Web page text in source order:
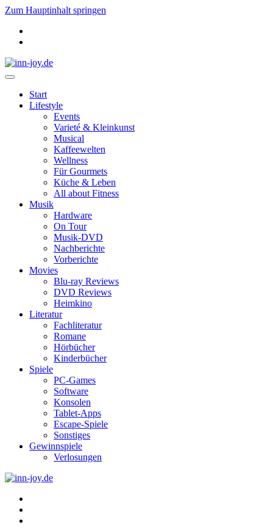
Zum Hauptinhalt springen
Start
Lifestyle
Events
Varieté & Kleinkunst
Musical
Kaffeewelten
Wellness
Für Gourmets
Küche & Leben
All about Fitness
Musik
Hardware
On Tour
Musik-DVD
Nachberichte
Vorberichte
Movies
Blu-ray Reviews
DVD Reviews
Heimkino
Literatur
Fachliteratur
Romane
Hörbücher
Kinderbücher
Spiele
PC-Games
Software
Konsolen
Tablet-Apps
Escape-Spiele
Sonstiges
Gewinnspiele
Verlosungen